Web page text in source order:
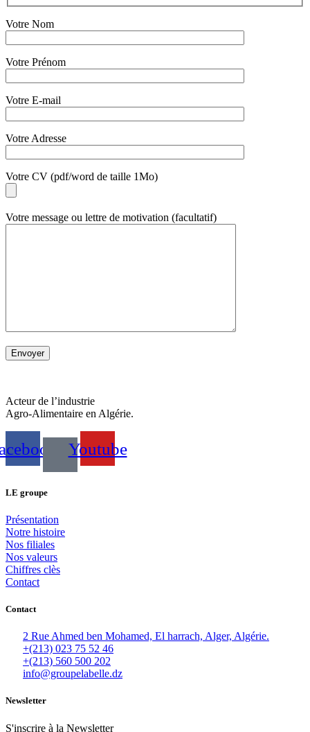
Votre Nom
Votre Prénom
Votre E-mail
Votre Adresse
Votre CV (pdf/word de taille 1Mo)
Votre message ou lettre de motivation (facultatif)
Acteur de l’industrie
Agro-Alimentaire en Algérie.
Youtube
LE groupe
Présentation
Notre histoire
Nos filiales
Nos valeurs
Chiffres clès
Contact
Contact
2 Rue Ahmed ben Mohamed, El harrach, Alger, Algérie.
+(213) 023 75 52 46
+(213) 560 500 202
info@groupelabelle.dz
Newsletter
S'inscrire à la Newsletter